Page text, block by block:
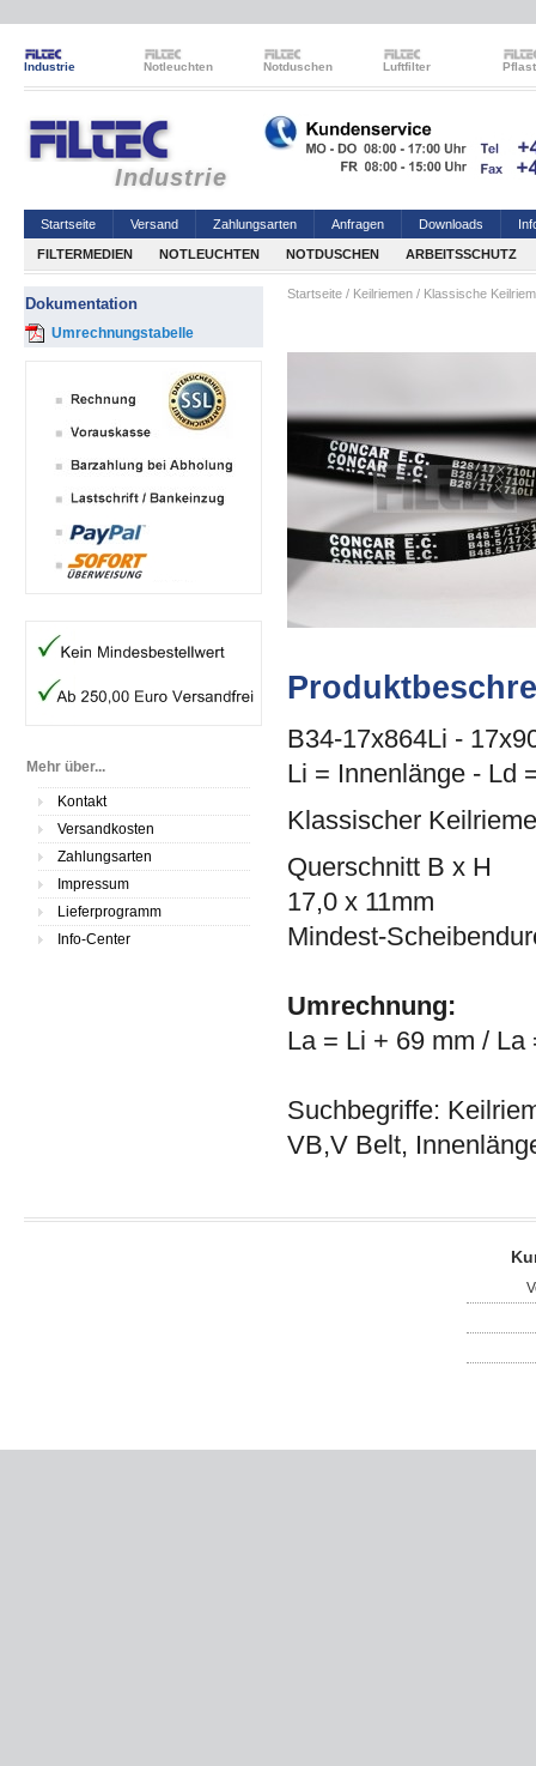
Industrie Notleuchten Notduschen Luftfilter
Industrie
Startseite Versand Zahlungsarten Anfragen Downloads
FILTERMEDIEN NOTLEUCHTEN NOTDUSCHEN ARBEITSSCHUTZ
Dokumentation
Umrechnungstabelle
Mehr über...
Kontakt
Versandkosten
Zahlungsarten
Impressum
Lieferprogramm
Info-Center
Startseite / Keilriemen / Klassische
B34-17x864Li -
Li = Innenlänge - Ld
Klassischer
Querschnitt B x H
17,0 x 11mm
Mindest-
Umrechnung:
La = Li + 69 mm /
Suchbegriffe:
VB,V Belt,